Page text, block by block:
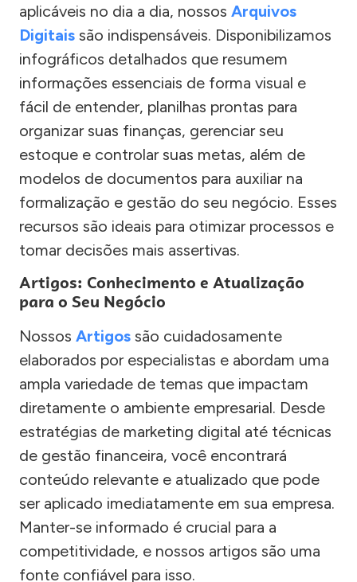
aplicáveis no dia a dia, nossos Arquivos
Digitais são indispensáveis. Disponibilizamos
infográficos detalhados que resumem
informações essenciais de forma visual e
fácil de entender, planilhas prontas para
organizar suas finanças, gerenciar seu
estoque e controlar suas metas, além de
modelos de documentos para auxiliar na
formalização e gestão do seu negócio. Esses
recursos são ideais para otimizar processos e
tomar decisões mais assertivas.
Artigos: Conhecimento e Atualização
para o Seu Negócio
Nossos Artigos são cuidadosamente
elaborados por especialistas e abordam uma
ampla variedade de temas que impactam
diretamente o ambiente empresarial. Desde
estratégias de marketing digital até técnicas
de gestão financeira, você encontrará
conteúdo relevante e atualizado que pode
ser aplicado imediatamente em sua empresa.
Manter-se informado é crucial para a
competitividade, e nossos artigos são uma
fonte confiável para isso.